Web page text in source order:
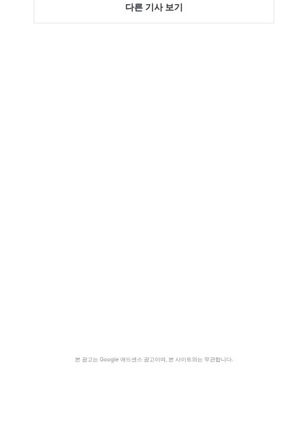
다른 기사 보기
본 광고는 Google 애드센스 광고이며, 본 사이트와는 무관합니다.